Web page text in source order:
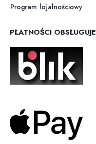
Program lojalnościowy
PŁATNOŚCI OBSŁUGUJE